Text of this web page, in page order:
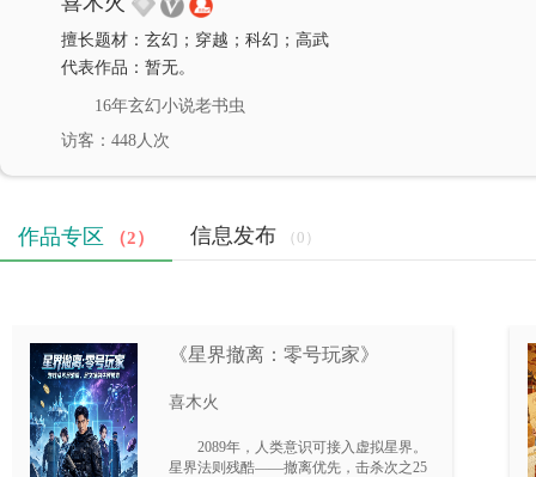
擅长题材：玄幻；穿越；科幻；高武
代表作品：暂无。
16年玄幻小说老书虫
访客：448人次
作品专区 （2） 信息发布 （0）
《星界撤离：零号玩家》
喜木火
2089年，人类意识可接入虚拟星界。
星界法则残酷——撤离优先，击杀次之25